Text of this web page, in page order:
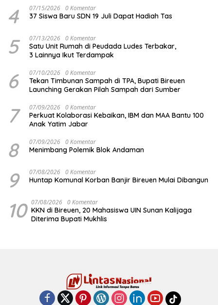
4 07/15/2026 0 Komentar
37 Siswa Baru SDN 19 Juli Dapat Hadiah Tas
5 07/13/2026 0 Komentar
Satu Unit Rumah di Peudada Ludes Terbakar,
3 Lainnya Ikut Terdampak
6 07/10/2026 0 Komentar
Tekan Timbunan Sampah di TPA, Bupati Bireuen
Launching Gerakan Pilah Sampah dari Sumber
7 07/09/2026 0 Komentar
Perkuat Kolaborasi Kebaikan, IBM dan MAA Bantu 100
Anak Yatim Jabar
8 07/09/2026 0 Komentar
Menimbang Polemik Blok Andaman
9 07/08/2026 0 Komentar
Huntap Komunal Korban Banjir Bireuen Mulai Dibangun
10 07/08/2026 0 Komentar
KKN di Bireuen, 20 Mahasiswa UIN Sunan Kalijaga